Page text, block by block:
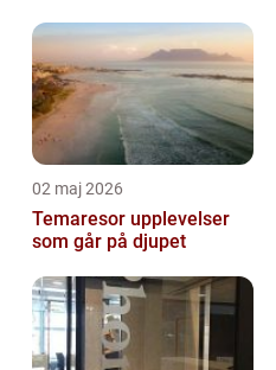
02 maj 2026
Temaresor upplevelser
som går på djupet